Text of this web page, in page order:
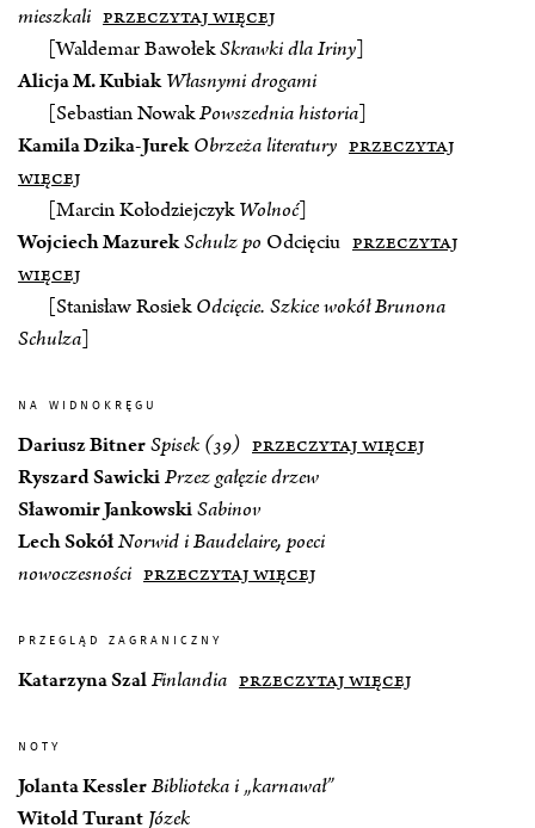
mieszkali przeczytaj więcej
[Waldemar BawołekSkrawki dla Iriny]
Alicja M. Kubiak Własnymi drogami
[Sebastian NowakPowszednia historia]
Kamila Dzika‑Jurek Obrzeża literatury przeczytaj
więcej
[Marcin KołodziejczykWolnoć]
Wojciech MazurekSchulz po Odcięciu przeczytaj
więcej
[Stanisław RosiekOdcięcie. Szkice wokół Brunona
Schulza]
na widnokręgu
Dariusz BitnerSpisek (39) przeczytaj więcej
Ryszard SawickiPrzez gałęzie drzew
Sławomir JankowskiSabinov
Lech SokółNorwid i Baudelaire, poeci
nowoczesności przeczytaj więcej
przegląd zagraniczny
Katarzyna SzalFinlandia przeczytaj więcej
noty
Jolanta KesslerBiblioteka i „karnawał”
Witold Turant Józek